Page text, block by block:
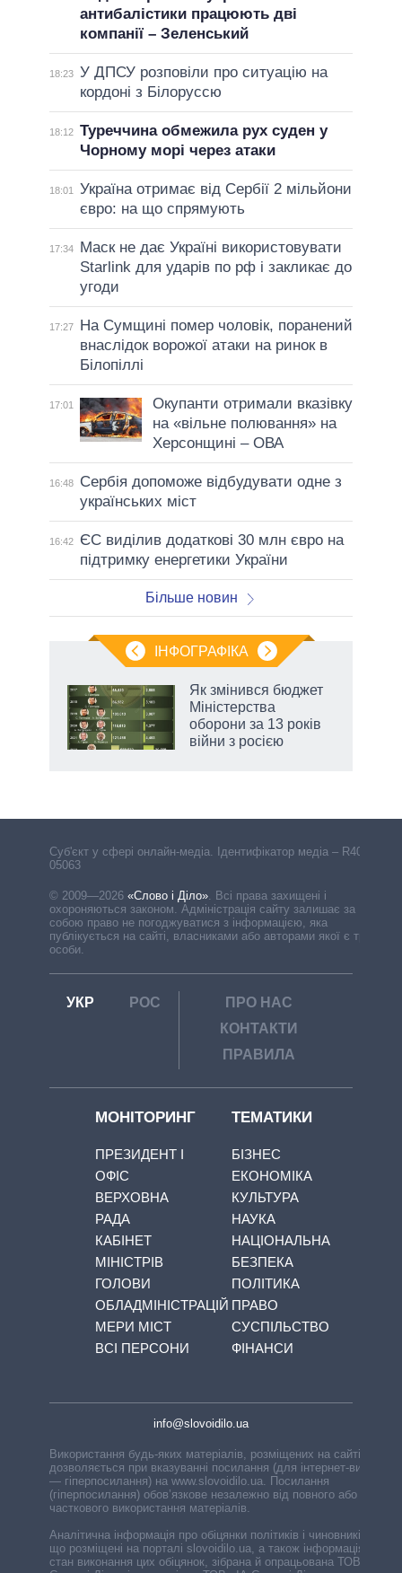
антибалістики працюють дві
компанії – Зеленський
18:23 У ДПСУ розповіли про ситуацію на
кордоні з Білоруссю
18:12 Туреччина обмежила рух суден у
Чорному морі через атаки
18:01
Україна отримає від Сербії 2 мільйони
євро: на що спрямують
17:34
Маск не дає Україні використовувати
Starlink для ударів по рф і закликає до
угоди
17:27
На Сумщині помер чоловік, поранений
внаслідок ворожої атаки на ринок в
Білопіллі
17:01
Окупанти отримали вказівку
на «вільне полювання» на
Херсонщині – ОВА
16:48
Сербія допоможе відбудувати одне з
українських міст
16:42
ЄС виділив додаткові 30 млн євро на
підтримку енергетики України
Більше новин
ІНФОГРАФІКА
Як змінився бюджет
Міністерства
оборони за 13 років
війни з росією
Cуб'єкт у сфері онлайн-медіа. Ідентифікатор медіа – R40-
05063
© 2009—2026 «Слово і Діло»
Всі права захищені і
охороняються законом. Адміністрація сайту залишає за
собою право не погоджуватися з інформацією, яка
публікується на сайті, власниками або авторами якої є треті
особи.
УКР РОС
ПРО НАС
КОНТАКТИ
ПРАВИЛА
МОНІТОРИНГ
ПРЕЗИДЕНТ І
ОФІС
ВЕРХОВНА
РАДА
КАБІНЕТ
МІНІСТРІВ
ГОЛОВИ
ОБЛАДМІНІСТРАЦІЙ
МЕРИ МІСТ
ВСІ ПЕРСОНИ
ТЕМАТИКИ
БІЗНЕС
ЕКОНОМІКА
КУЛЬТУРА
НАУКА
НАЦІОНАЛЬНА
БЕЗПЕКА
ПОЛІТИКА
ПРАВО
СУСПІЛЬСТВО
ФІНАНСИ
info@slovoidilo.ua
Використання будь-яких матеріалів, розміщених на сайті,
дозволяється при вказуванні посилання (для інтернет-видань
— гіперпосилання) на www.slovoidilo.ua. Посилання
(гіперпосилання) обов’язкове незалежно від повного або
часткового використання матеріалів.
Аналітична інформація про обіцянки політиків і чиновників,
що розміщені на порталі slovoidilo.ua, а також інформація про
стан виконання цих обіцянок, зібрана й опрацьована ТОВ «ІА